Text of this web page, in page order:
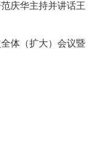
庆华主持并讲话王
体（扩大）会议暨